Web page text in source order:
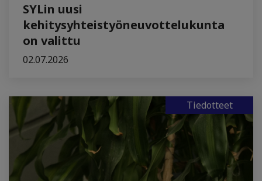
SYLin uusi
kehitysyhteistyöneuvottelukunta
on valittu
02.07.2026
Tiedotteet